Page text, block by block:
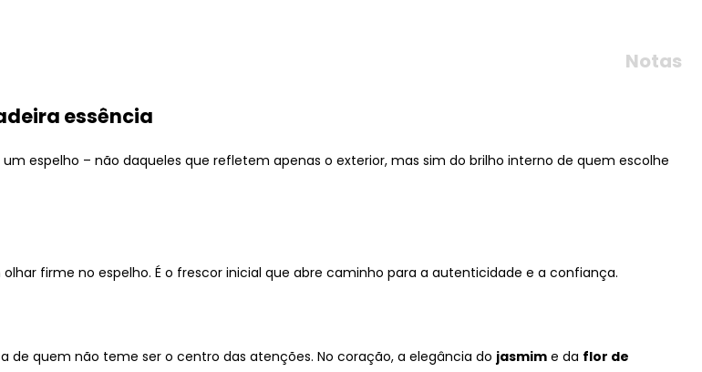
Notas
essência
espelho – não daqueles que refletem apenas o exterior, mas sim do brilho interno de quem escolhe
firme no espelho. É o frescor inicial que abre caminho para a autenticidade e a confiança.
de quem não teme ser o centro das atenções. No coração, a elegância do jasmim e da flor de